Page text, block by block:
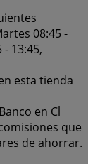
08:45 -
- 13:45,
esta tienda
en Cl
que
de ahorrar.